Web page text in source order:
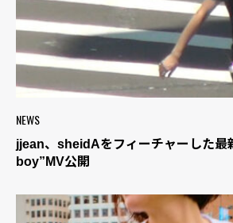
NEWS
jjean、sheidAをフィーチャーした最
boy”MV公開